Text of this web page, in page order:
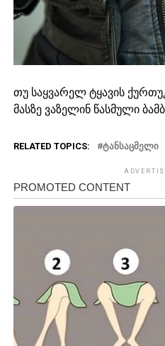
თუ საყვარელ ტყავის
მასზე ვაზელინ წასმული
RELATED TOPICS: ᲢᲐᲜᲡᲐᲪᲛᲔᲚᲘ